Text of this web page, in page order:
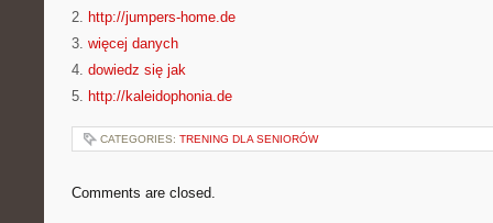
2. http://jumpers-home.de
3. więcej danych
4. dowiedz się jak
5. http://kaleidophonia.de
CATEGORIES: TRENING DLA SENIORÓW
Comments are closed.